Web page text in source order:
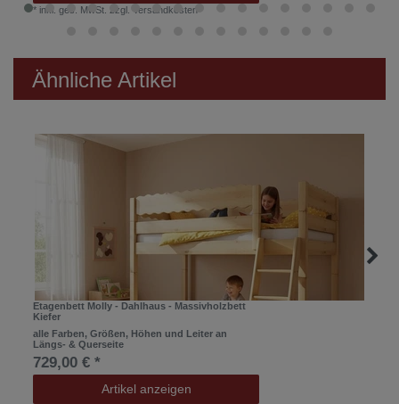
* inkl. ges. MwSt. zzgl. Versandkosten
Ähnliche Artikel
Etagenbett Molly - Dahlhaus - Massivholzbett
Kiefer
alle Farben, Größen, Höhen und Leiter an
Längs- & Querseite
729,00 € *
Artikel anzeigen